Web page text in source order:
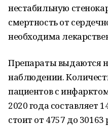
нестабильную
смертность от
необходима
Препараты выдаются
наблюдении.
пациентов с
2020 года составляет
стоит от 4757 до 30163